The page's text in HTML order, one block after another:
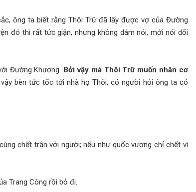
ông ta biết rằng Thôi Trữ đã lấy được vợ của Đường
đó thì rất tức giận, nhưng không dám nói, mới nói dối
Đường Khương. Bởi vậy mà Thôi Trữ muốn nhân cơ
bèn tức tốc tới nhà họ Thôi, có ngưòi hỏi ông ta có
chết trận với người; nếu như quốc vương chỉ chết vì
Trang Công rồi bỏ đi.